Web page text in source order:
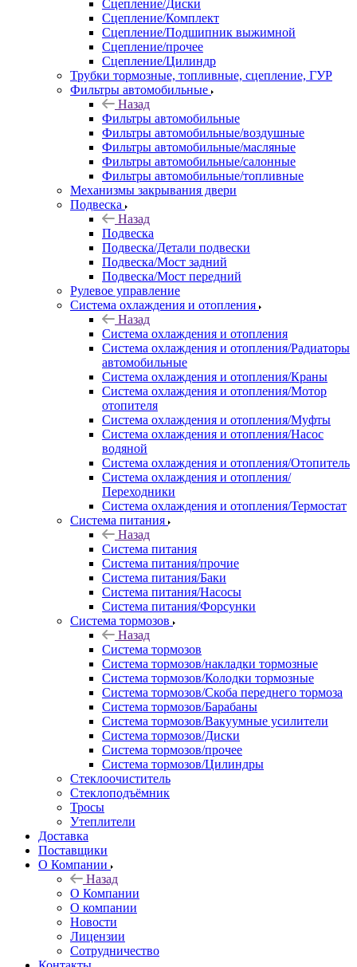
Сцепление/Диски
Сцепление/Комплект
Сцепление/Подшипник выжимной
Сцепление/прочее
Сцепление/Цилиндр
Трубки тормозные, топливные, сцепление, ГУР
Фильтры автомобильные
Назад
Фильтры автомобильные
Фильтры автомобильные/воздушные
Фильтры автомобильные/масляные
Фильтры автомобильные/салонные
Фильтры автомобильные/топливные
Механизмы закрывания двери
Подвеска
Назад
Подвеска
Подвеска/Детали подвески
Подвеска/Мост задний
Подвеска/Мост передний
Рулевое управление
Система охлаждения и отопления
Назад
Система охлаждения и отопления
Система охлаждения и отопления/Радиаторы
автомобильные
Система охлаждения и отопления/Краны
Система охлаждения и отопления/Мотор
отопителя
Система охлаждения и отопления/Муфты
Система охлаждения и отопления/Насос
водяной
Система охлаждения и отопления/Отопитель
Система охлаждения и отопления/
Переходники
Система охлаждения и отопления/Термостат
Система питания
Назад
Система питания
Система питания/прочие
Система питания/Баки
Система питания/Насосы
Система питания/Форсунки
Система тормозов
Назад
Система тормозов
Система тормозов/накладки тормозные
Система тормозов/Колодки тормозные
Система тормозов/Скоба переднего тормоза
Система тормозов/Барабаны
Система тормозов/Вакуумные усилители
Система тормозов/Диски
Система тормозов/прочее
Система тормозов/Цилиндры
Стеклоочиститель
Стеклоподъёмник
Тросы
Утеплители
Доставка
Поставщики
О Компании
Назад
О Компании
О компании
Новости
Лицензии
Сотрудничество